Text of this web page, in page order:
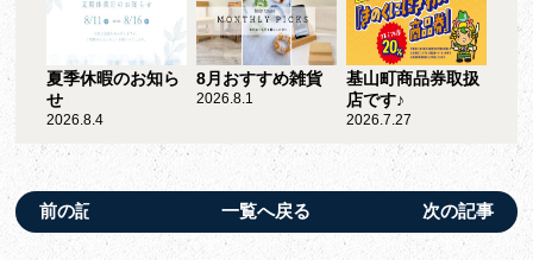
夏季休暇のお知ら
せ
2026.8.4
8月おすすめ雑貨
2026.8.1
基山町商品券取扱
店です♪
2026.7.27
前の記事 一覧へ戻る 次の記事